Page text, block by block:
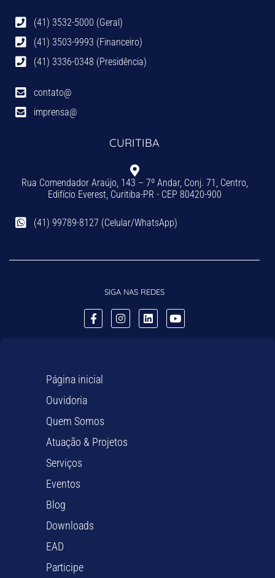
(41) 3532-5000 (Geral)
(41) 3503-9993 (Financeiro)
(41) 3336-0348 (Presidência)
contato@
imprensa@
CURITIBA
Rua Comendador Araújo, 143 – 7º Andar, Conj. 71, Centro,
Edifício Everest, Curitiba-PR - CEP 80420-900
(41) 99789-8127 (Celular/WhatsApp)
SIGA NAS REDES
Página inicial
Ouvidoria
Quem Somos
Atuação & Projetos
Serviços
Eventos
Blog
Downloads
EAD
Participe